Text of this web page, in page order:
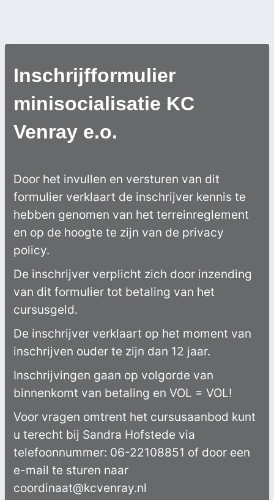
Inschrijfformulier
minisocialisatie KC
Venray e.o.
Door het invullen en versturen van dit
formulier verklaart de inschrijver kennis te
hebben genomen van het terreinreglement
en op de hoogte te zijn van de privacy
policy.
De inschrijver verplicht zich door inzending
van dit formulier tot betaling van het
cursusgeld.
De inschrijver verklaart op het moment van
inschrijven ouder te zijn dan 12 jaar.
Inschrijvingen gaan op volgorde van
binnenkomt van betaling en VOL = VOL!
Voor vragen omtrent het cursusaanbod kunt
u terecht bij Sandra Hofstede via
telefoonnummer: 06-22108851 of door een
e-mail te sturen naar
coordinaat@kcvenray.nl